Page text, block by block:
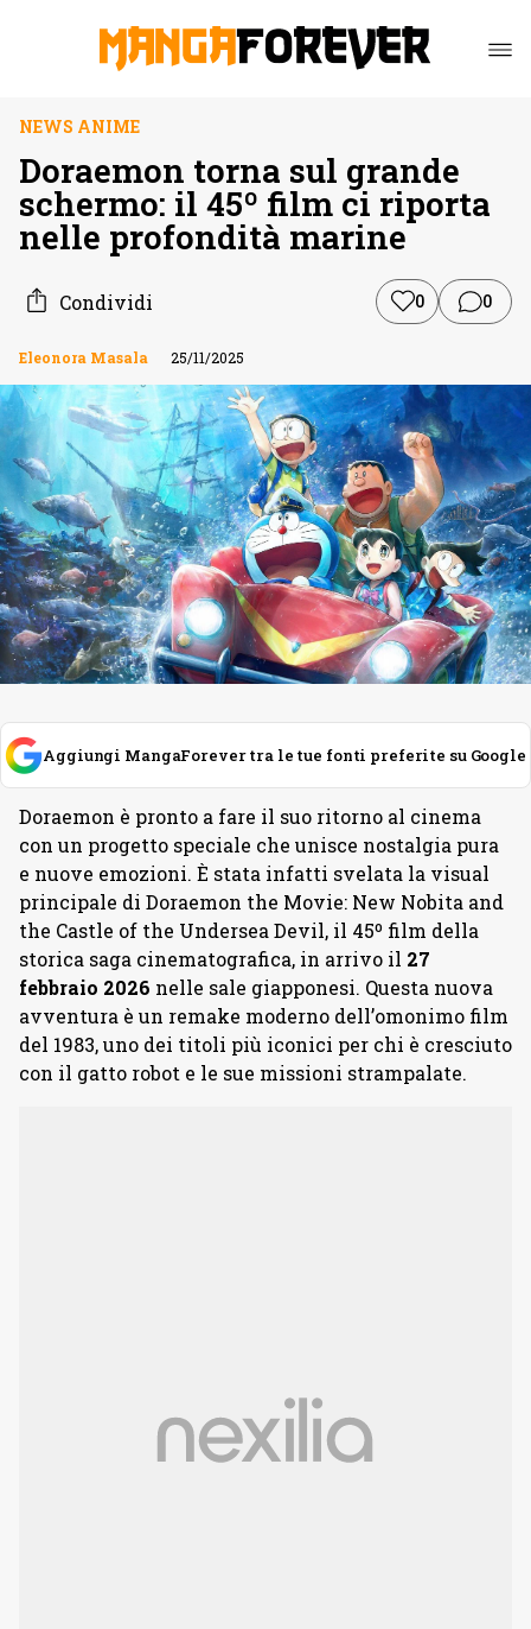
NEWS ANIME
Doraemon torna sul grande
schermo: il 45º film ci riporta
nelle profondità marine
Condividi 0 0
Eleonora Masala 25/11/2025
Aggiungi MangaForever tra le tue fonti preferite su Google
Doraemon è pronto a fare il suo ritorno al cinema
con un progetto speciale che unisce nostalgia pura
e nuove emozioni. È stata infatti svelata la visual
principale di Doraemon the Movie: New Nobita and
the Castle of the Undersea Devil, il 45º film della
storica saga cinematografica, in arrivo il 27
febbraio 2026 nelle sale giapponesi. Questa nuova
avventura è un remake moderno dell’omonimo film
del 1983, uno dei titoli più iconici per chi è cresciuto
con il gatto robot e le sue missioni strampalate.